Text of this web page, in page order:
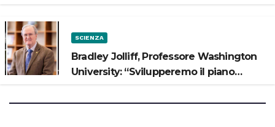
SCIENZA
Bradley Jolliff, Professore Washington
University: “Svilupperemo il piano